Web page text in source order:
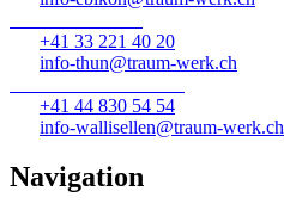
+41 33 221 40 20
info-thun@traum-werk.ch
+41 44 830 54 54
info-wallisellen@traum-werk.ch
Navigation